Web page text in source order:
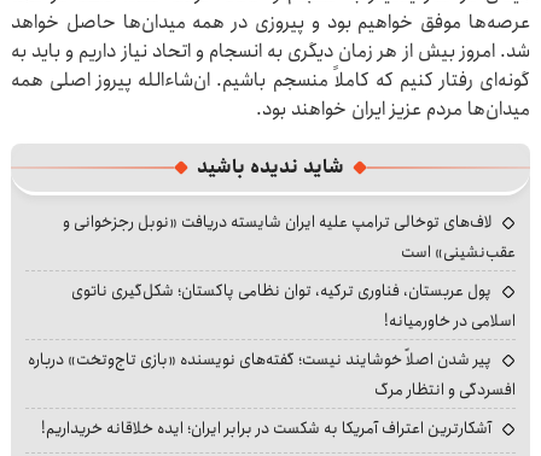
عرصه‌ها موفق خواهیم بود و پیروزی در همه میدان‌ها حاصل خواهد
شد. امروز بیش از هر زمان دیگری به انسجام و اتحاد نیاز داریم و باید به
گونه‌ای رفتار کنیم که کاملاً منسجم باشیم. ان‌شاءالله پیروز اصلی همه
میدان‌ها مردم عزیز ایران خواهند بود.
شاید ندیده باشید
لاف‌های توخالی ترامپ علیه ایران شایسته دریافت «نوبل رجزخوانی و
عقب‌نشینی» است
پول عربستان، فناوری ترکیه، توان نظامی پاکستان؛ شکل‌گیری ناتوی
اسلامی در خاورمیانه!
پیر شدن اصلاً خوشایند نیست؛ گفته‌های نویسنده «بازی تاج‌وتخت» درباره
افسردگی و انتظار مرگ
آشکارترین اعتراف آمریکا به شکست در برابر ایران؛ ایده خلاقانه خریداریم!